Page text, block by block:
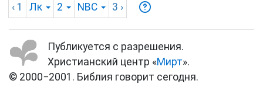
‹ 1 Лк 2 NBC 3 ›
Публикуется с разрешения.
Христианский центр «Мирт».
© 2000−2001. Библия говорит сегодня.